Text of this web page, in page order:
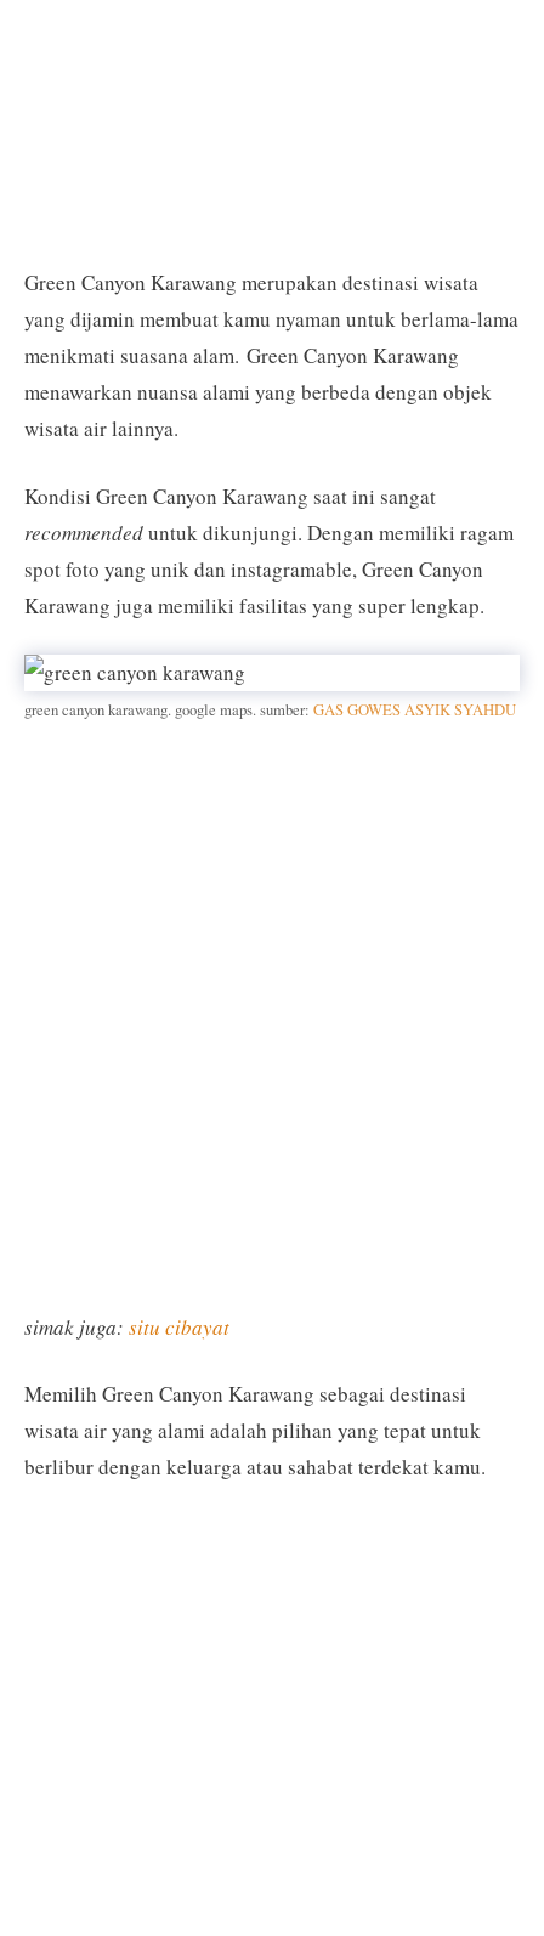
Green Canyon Karawang merupakan destinasi wisata
yang dijamin membuat kamu nyaman untuk berlama-lama
menikmati suasana alam. Green Canyon Karawang
menawarkan nuansa alami yang berbeda dengan objek
wisata air lainnya.
Kondisi Green Canyon Karawang saat ini sangat
recommendeduntuk dikunjungi. Dengan memiliki ragam
spot foto yang unik dan instagramable, Green Canyon
Karawang juga memiliki fasilitas yang super lengkap.
green canyon karawang. google maps. sumber: GAS GOWES ASYIK SYAHDU
simak juga: situ cibayat
Memilih Green Canyon Karawang sebagai destinasi
wisata air yang alami adalah pilihan yang tepat untuk
berlibur dengan keluarga atau sahabat terdekat kamu.